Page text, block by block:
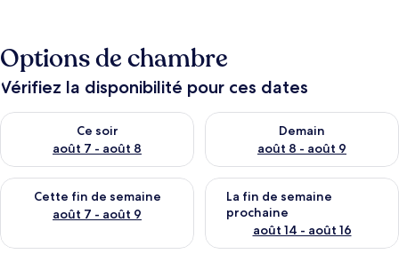
Options de chambre
Vérifiez la disponibilité pour ces dates
Ce soir
août 7 - août 8
Vérifier la disponibilité pour ce soir août 7 - août 8
Demain
août 8 - août 9
Vérifier la disponibilité pour
Cette fin de semaine
août 7 - août 9
Vérifier la disponibilité pour cette fin de semaine août 7 -
La fin de semaine
prochaine
août 14 - août 16
Vérifier la disponibilité pour